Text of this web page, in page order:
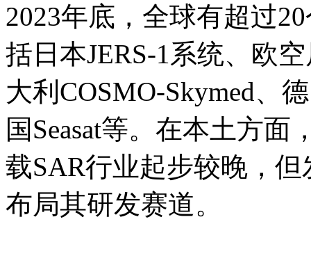
2023年底，全球有超过
括‌日本JERS-1系统、‌欧
大利COSMO-Skymed、‌
国Seasat等。在本土方
载SAR行业起步较晚，
布局其研发赛道。